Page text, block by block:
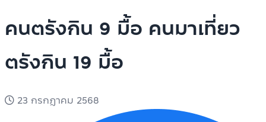
คนตรังกิน 9 มื้อ คนมาเที่ยว
ตรังกิน 19 มื้อ
23 กรกฎาคม 2568